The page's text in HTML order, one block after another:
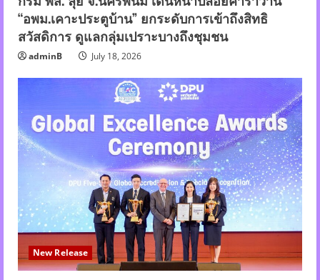
“อพม.เคาะประตูบ้าน” ยกระดับการเข้าถึงสิทธิ
สวัสดิการ ดูแลกลุ่มเปราะบางถึงชุมชน
adminB July 18, 2026
New Release